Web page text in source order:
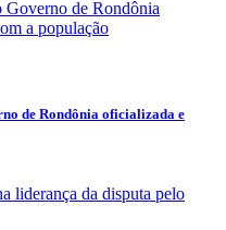
de Rondônia oficializada e